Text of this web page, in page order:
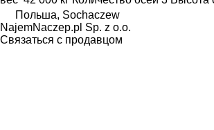
Польша, Sochaczew
NajemNaczep.pl Sp. z o.o.
Связаться с продавцом